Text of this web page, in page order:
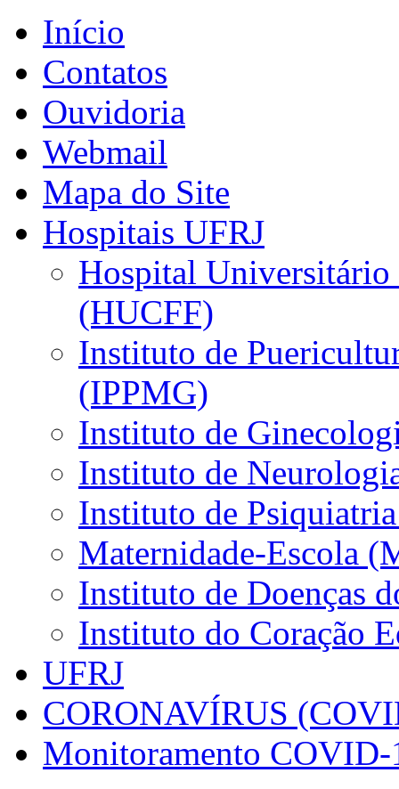
Início
Contatos
Ouvidoria
Webmail
Mapa do Site
Hospitais UFRJ
Hospital
(HUCFF)
Instituto de
(IPPMG)
Instituto de
Instituto de
Instituto de
Maternidade-Escola
Instituto de Doenças
Instituto do Coração
UFRJ
CORONAVÍRUS
Monitoramento COVID-